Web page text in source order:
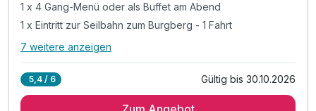
1 x 4 Gang-Menü oder als Buffet am Abend
1 x Eintritt zur Seilbahn zum Burgberg - 1 Fahrt
Alle Inklusivleistungen
7 weitere anzeigen
5,4 / 6 Gültig bis 30.10.2026